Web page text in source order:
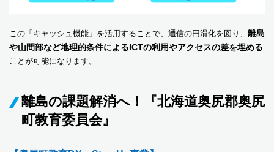
この「キャッシュ機能」を活用することで、通信の円滑化を図り、 離島
や山間部など地理的条件によるICTの利用やアクセスの差を埋める
ことが可能になります。
離島の課題解消へ！『北海道奥尻郡奥尻
町教育委員会』